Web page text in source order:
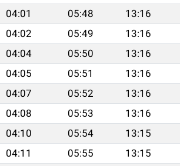
04:01 05:48 13:16
04:02 05:49 13:16
04:04 05:50 13:16
04:05 05:51 13:16
04:07 05:52 13:16
04:08 05:53 13:16
04:10 05:54 13:15
04:11 05:55 13:15